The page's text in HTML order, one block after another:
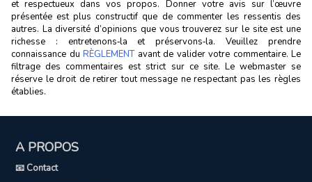
et respectueux dans vos propos. Donner votre avis sur l’œuvre
présentée est plus constructif que de commenter les ressentis des
autres. La diversité d’opinions que vous trouverez sur le site est une
richesse : entretenons‑la et préservons‑la. Veuillez prendre
connaissance du RÈGLEMENTavant de valider votre commentaire. Le
filtrage des commentaires est strict sur ce site. Le webmaster se
réserve le droit de retirer tout message ne respectant pas les règles
établies.
A PROPOS
📧 Contact